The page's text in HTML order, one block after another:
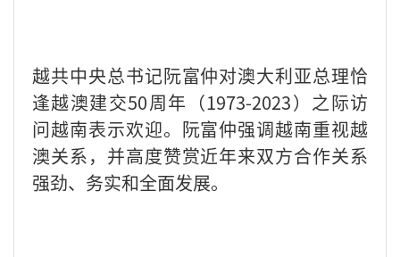
越共中央总书记阮富仲对澳大利亚总理恰
逢越澳建交50周年（1973-2023）之际访
问越南表示欢迎。阮富仲强调越南重视越
澳关系，并高度赞赏近年来双方合作关系
强劲、务实和全面发展。